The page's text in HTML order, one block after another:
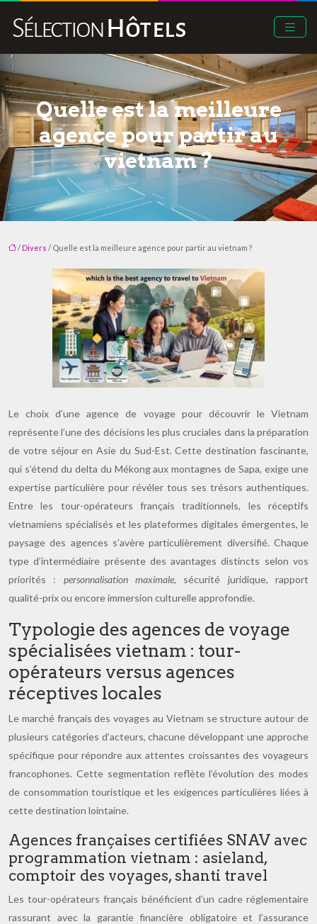
Quelle est la meilleure
agence pour partir au
vietnam ?
/ Divers / Quelle est la meilleure agence pour partir au vietnam ?
Le choix d’une agence de voyage pour découvrir le Vietnam
représente l’une des décisions les plus cruciales dans la préparation
de votre séjour en Asie du Sud-Est. Cette destination fascinante,
qui s’étend du delta du Mékong aux montagnes de Sapa, exige une
expertise particulière pour révéler tous ses trésors authentiques.
Entre les tour-opérateurs français traditionnels, les réceptifs
vietnamiens spécialisés et les plateformes digitales émergentes, le
paysage des agences s’avère particulièrement diversifié. Chaque
type d’intermédiaire présente des avantages distincts selon vos
priorités : personnalisation maximale, sécurité juridique, rapport
qualité-prix ou encore immersion culturelle approfondie.
Typologie des agences de voyage
spécialisées vietnam : tour-
opérateurs versus agences
réceptives locales
Le marché français des voyages au Vietnam se structure autour de
plusieurs catégories d’acteurs, chacune développant une approche
spécifique pour répondre aux attentes croissantes des voyageurs
francophones. Cette segmentation reflète l’évolution des modes
de consommation touristique et les exigences particulières liées à
cette destination lointaine.
Agences françaises certifiées SNAV avec
programmation vietnam : asieland,
comptoir des voyages, shanti travel
Les tour-opérateurs français bénéficient d’un cadre réglementaire
rassurant avec la garantie financière obligatoire et l’assurance